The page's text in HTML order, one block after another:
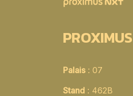
Palais: 07
Stand : 462B